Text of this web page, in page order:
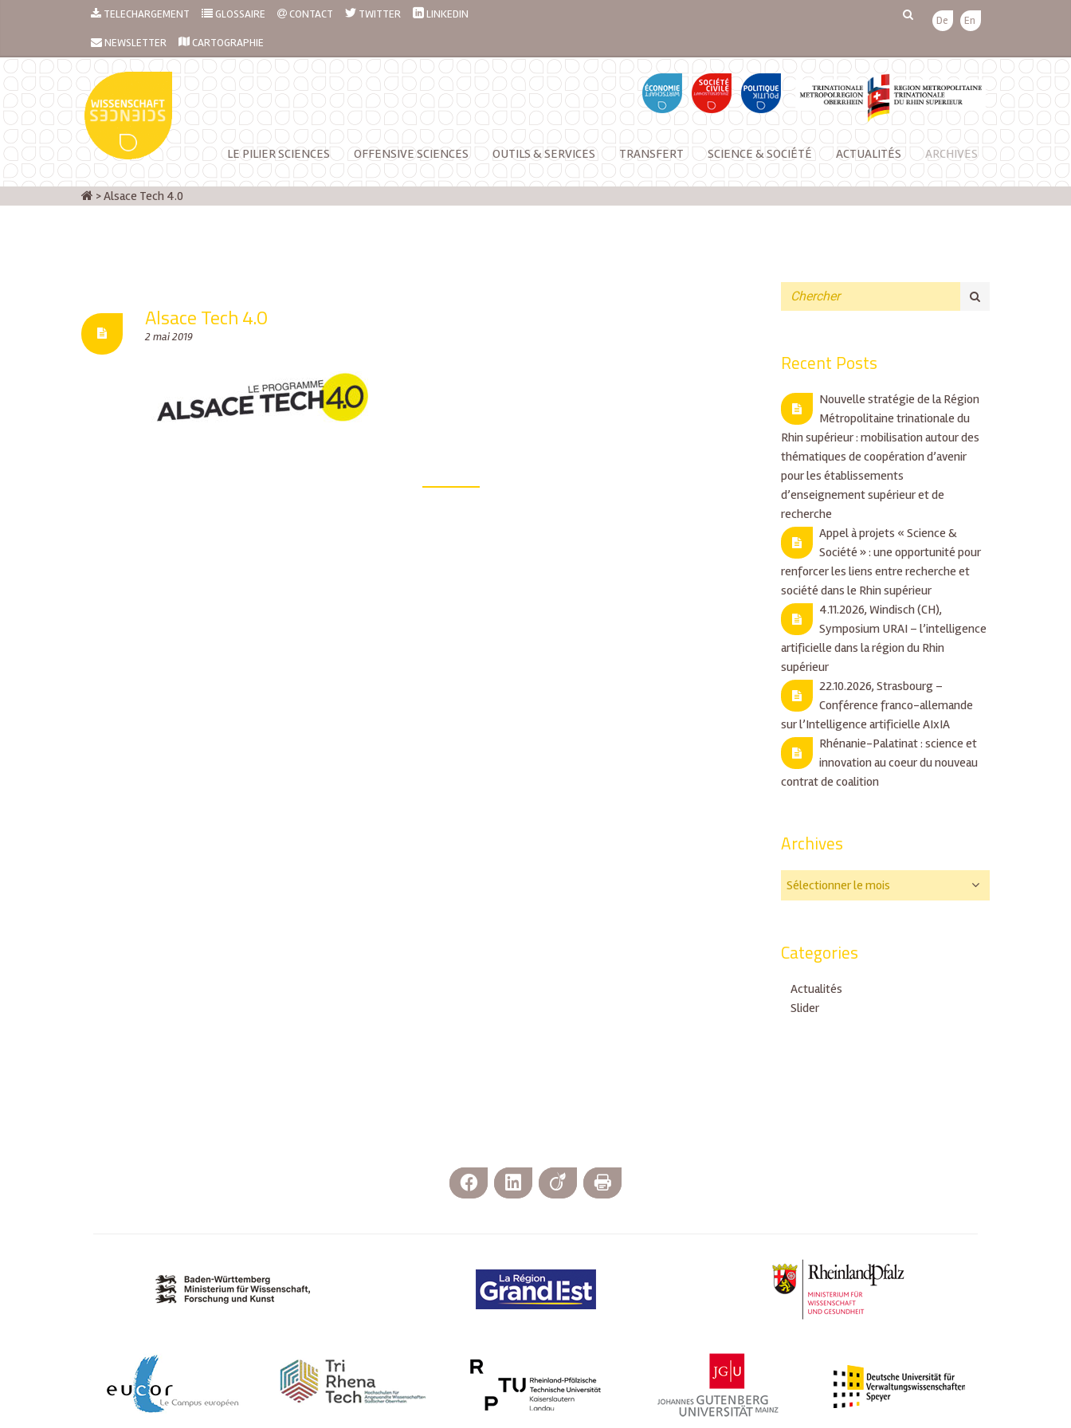
TELECHARGEMENT GLOSSAIRE CONTACT TWITTER LINKEDIN
NEWSLETTER CARTOGRAPHIE
De En
LE PILIER SCIENCES OFFENSIVE SCIENCES OUTILS & SERVICES TRANSFERT SCIENCE & SOCIÉTÉ ACTUALITÉS ARCHIVES
>Alsace Tech 4.0
Alsace Tech 4.0
2 mai 2019
Recent Posts
Nouvelle stratégie de la Région
Métropolitaine trinationale du
Rhin supérieur : mobilisation autour des
thématiques de coopération d’avenir
pour les établissements
d’enseignement supérieur et de
recherche
Appel à projets « Science &
Société » : une opportunité pour
renforcer les liens entre recherche et
société dans le Rhin supérieur
4.11.2026, Windisch (CH),
Symposium URAI – l’intelligence
artificielle dans la région du Rhin
supérieur
22.10.2026, Strasbourg –
Conférence franco-allemande
sur l’Intelligence artificielle AIxIA
Rhénanie-Palatinat : science et
innovation au coeur du nouveau
contrat de coalition
Archives
Categories
Actualités
Slider
Facebook LinkedIn Viadeo